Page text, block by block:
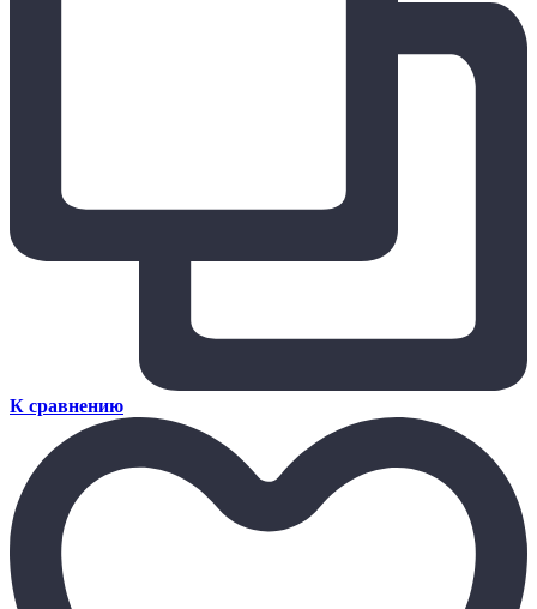
К сравнению